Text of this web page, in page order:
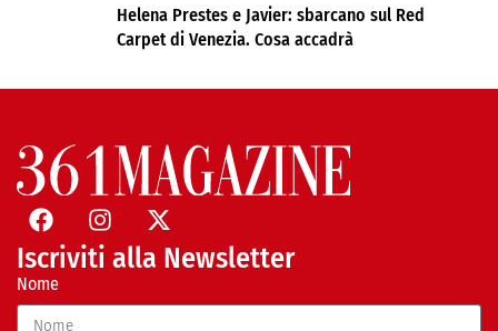
Helena Prestes e Javier: sbarcano sul Red
Carpet di Venezia. Cosa accadrà
Iscriviti alla Newsletter
Nome